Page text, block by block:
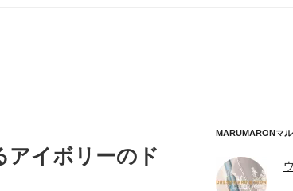
アイボリーのド
MARUMARONマ